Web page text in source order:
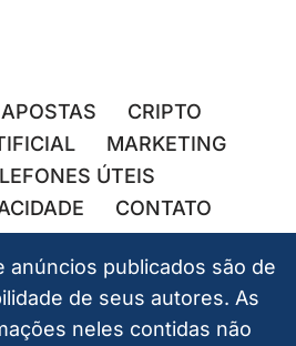
APOSTAS
CRIPTO
MARKETING
ÚTEIS
CONTATO
anúncios publicados são de
de seus autores. As
neles contidas não